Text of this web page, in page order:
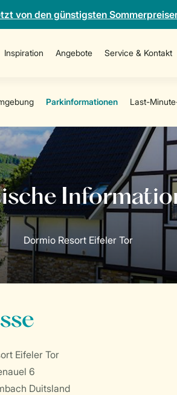
von den günstigsten
Inspiration Angebote Service & Kontakt
Eifeler Tor
6
Duitsland